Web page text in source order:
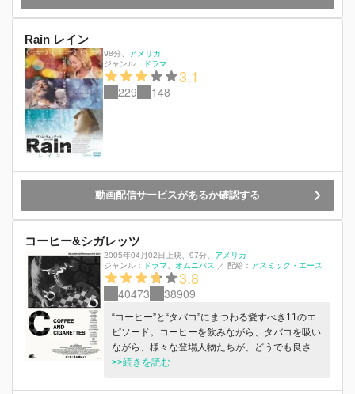
Rain レイン
98分
アメリカ
ジャンル：
ドラマ
3.1
229 148
動画配信サービスがあるか確認する
コーヒー&シガレッツ
2005年04月02日上映 97分
アメリカ
ジャンル：
ドラマ オムニバス ／ 配給： アスミック・エース
3.8
40473 38909
“コーヒー”と“タバコ”にまつわる愛すべき11のエ
ピソード。コーヒーを飲みながら、タバコを吸い
ながら、様々な登場人物たちが、どうでも良さそ
うで、良くない、でもひとクセある会話を繰り広
>>続きを読む